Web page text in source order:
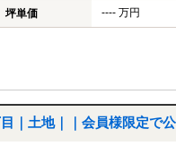
坪単価 ---- 万円
｜土地｜｜会員様限定で公